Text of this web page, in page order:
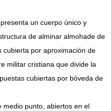
un cuerpo único y
de alminar almohade de
cubierta por aproximación de
militar cristiana que divide la
cubiertas por bóveda de
medio punto, abiertos en el